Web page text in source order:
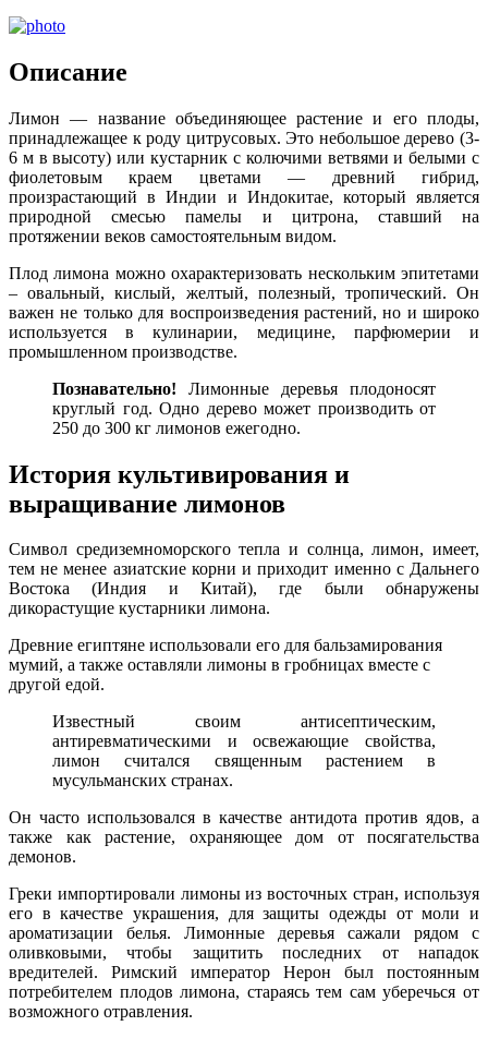
Описание
Лимон — название объединяющее растение и его плоды,
принадлежащее к роду цитрусовых. Это небольшое дерево (3-
6 м в высоту) или кустарник с колючими ветвями и белыми с
фиолетовым краем цветами — древний гибрид,
произрастающий в Индии и Индокитае, который является
природной смесью памелы и цитрона, ставший на
протяжении веков самостоятельным видом.
Плод лимона можно охарактеризовать нескольким эпитетами
– овальный, кислый, желтый, полезный, тропический. Он
важен не только для воспроизведения растений, но и широко
используется в кулинарии, медицине, парфюмерии и
промышленном производстве.
Познавательно! Лимонные деревья плодоносят
круглый год. Одно дерево может производить от
250 до 300 кг лимонов ежегодно.
История культивирования и
выращивание лимонов
Символ средиземноморского тепла и солнца, лимон, имеет,
тем не менее азиатские корни и приходит именно с Дальнего
Востока (Индия и Китай), где были обнаружены
дикорастущие кустарники лимона.
Древние египтяне использовали его для бальзамирования
мумий, а также оставляли лимоны в гробницах вместе с
другой едой.
Известный своим антисептическим,
антиревматическими и освежающие свойства,
лимон считался священным растением в
мусульманских странах.
Он часто использовался в качестве антидота против ядов, а
также как растение, охраняющее дом от посягательства
демонов.
Греки импортировали лимоны из восточных стран, используя
его в качестве украшения, для защиты одежды от моли и
ароматизации белья. Лимонные деревья сажали рядом с
оливковыми, чтобы защитить последних от нападок
вредителей. Римский император Нерон был постоянным
потребителем плодов лимона, стараясь тем сам уберечься от
возможного отравления.